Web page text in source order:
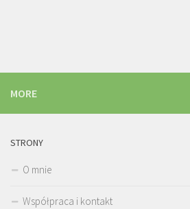
MORE
STRONY
O mnie
Współpraca i kontakt